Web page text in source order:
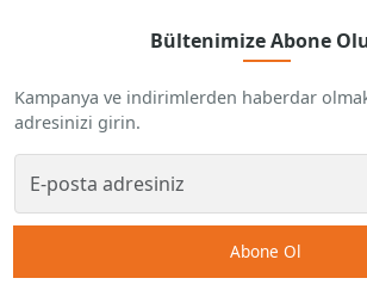
Bültenimize Abone
Kampanya ve indirimlerden haberdar
adresinizi girin.
Abone Ol